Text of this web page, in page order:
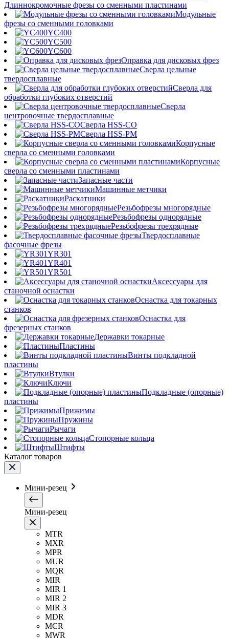
Длиннокромочные фрезы со сменными пластинами
Модульные
фрезы со сменными головками
YC400
YC500
YC600
Оправка для дисковых фрез
Сверла цельные
твердосплавные
Сверла для
обработки глубоких отверстий
Сверла
центровочные твердосплавные
Сверла HSS-CO
Сверла HSS-PM
Корпусные
сверла со сменными головками
Корпусные
сверла со сменными пластинами
Запасные части
Машинные метчики
Раскатники
Резьбофрезы многорядные
Резьбофрезы однорядные
Резьбофрезы трехрядные
Твердосплавные
фасочные фрезы
YR301
YR401
YR501
Аксессуары для
станочной оснастки
Оснастка для токарных
станков
Оснастка для
фрезерных станков
Державки токарные
Пластины
Винты подкладной
пластины
Втулки
Ключи
Подкладные (опорные)
пластины
Прижимы
Пружины
Рычаги
Стопорные кольца
Штифты
Каталог товаров
Мини-резец
Мини-резец
MTR
MXR
MPR
MUR
MQR
MIR
MIR 1
MIR 2
MIR 3
MDR
MCR
MWR